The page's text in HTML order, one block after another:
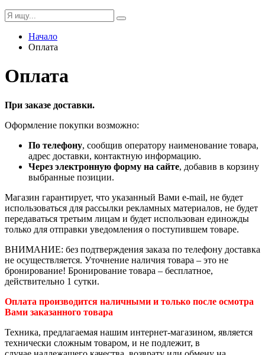
Начало
Оплата
Оплата
При заказе доставки.
Оформление покупки возможно:
По телефону, сообщив оператору наименование товара,
адрес доставки, контактную информацию.
Через электронную форму на сайте, добавив в корзину
выбранные позиции.
Магазин гарантирует, что указанный Вами e-mail, не будет
использоваться для рассылки рекламных материалов, не будет
передаваться третьим лицам и будет использован единожды
только для отправки уведомления о поступившем товаре.
ВНИМАНИЕ: без подтверждения заказа по телефону доставка
не осуществляется. Уточнение наличия товара – это не
бронирование! Бронирование товара – бесплатное,
действительно 1 сутки.
Оплата производится наличными и только после осмотра
Вами заказанного товара
Техника, предлагаемая нашим интернет-магазином, является
технически сложным товаром, и не подлежит, в